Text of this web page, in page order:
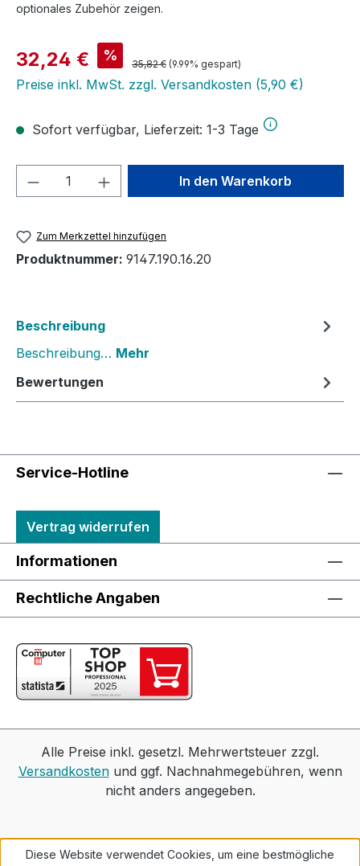
optionales Zubehör zeigen.
Verkaufspreis:
32,24 € % Regulärer Preis:
35,82 € (9.99% gespart)
Preise inkl. MwSt. zzgl. Versandkosten (5,90 €)
Sofort verfügbar, Lieferzeit: 1-3 Tage
Produkt Anzahl: Gib denIn den Warenkorb
Zum Merkzettel hinzufügen
Produktnummer: 9147.190.16.20
Beschreibung
Beschreibung… Mehr
Bewertungen
Service-Hotline
Vertrag widerrufen
Informationen
Rechtliche Angaben
Alle Preise inkl. gesetzl. Mehrwertsteuer zzgl.
Versandkostenund ggf. Nachnahmegebühren, wenn
nicht anders angegeben.
Diese Website verwendet Cookies, um eine bestmögliche